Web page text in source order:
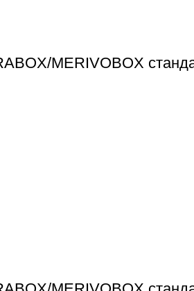
MERIVOBOX